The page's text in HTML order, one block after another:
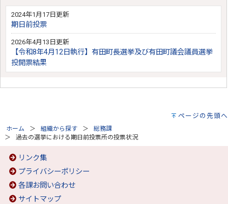
2024年1月17日更新
期日前投票
2026年4月13日更新
【令和8年4月12日執行】有田町長選挙及び有田町議会議員選挙
投開票結果
ページの先頭へ
ホーム 組織から探す
総務課
過去の選挙における期日前投票所の投票状況
リンク集
プライバシーポリシー
各課お問い合わせ
サイトマップ